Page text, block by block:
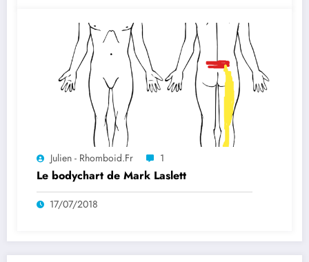
Julien - Rhomboid.fr 1
Le bodychart de Mark Laslett
17/07/2018